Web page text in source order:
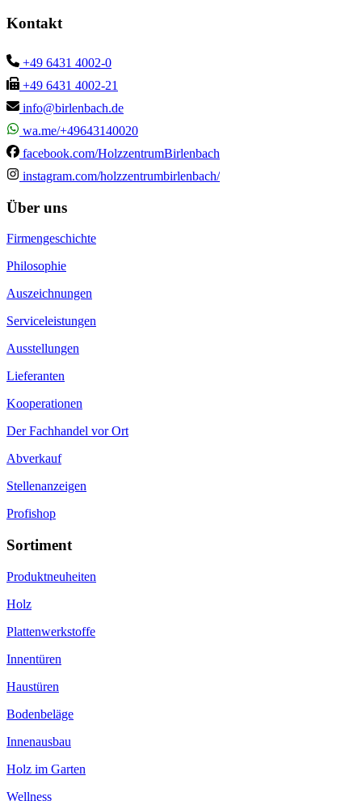
Kontakt
+49 6431 4002-0
+49 6431 4002-21
info@birlenbach.de
wa.me/+49643140020
facebook.com/HolzzentrumBirlenbach
instagram.com/holzzentrumbirlenbach/
Über uns
Firmengeschichte
Philosophie
Auszeichnungen
Serviceleistungen
Ausstellungen
Lieferanten
Kooperationen
Der Fachhandel vor Ort
Abverkauf
Stellenanzeigen
Profishop
Sortiment
Produktneuheiten
Holz
Plattenwerkstoffe
Innentüren
Haustüren
Bodenbeläge
Innenausbau
Holz im Garten
Wellness